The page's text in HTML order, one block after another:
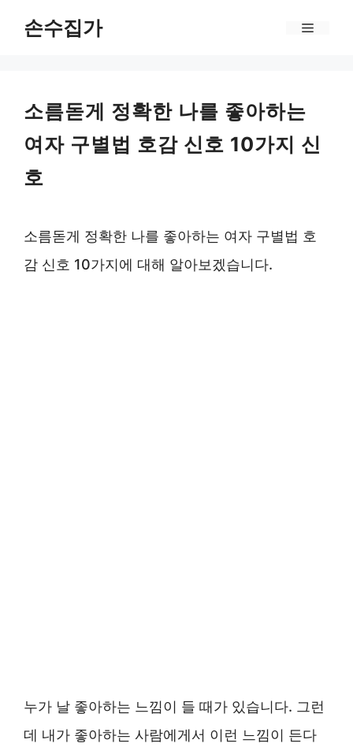
손수집가 Menu
소름돋게 정확한 나를 좋아하는
여자 구별법 호감 신호 10가지 신
호
소름돋게 정확한 나를 좋아하는 여자 구별법 호
감 신호 10가지에 대해 알아보겠습니다.
누가 날 좋아하는 느낌이 들 때가 있습니다. 그런
데 내가 좋아하는 사람에게서 이런 느낌이 든다